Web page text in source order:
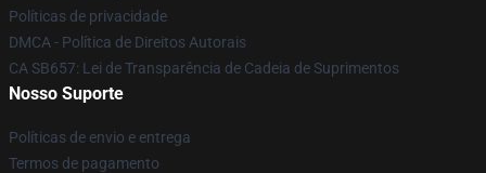
Políticas de privacidade
DMCA - Política de Direitos Autorais
CA SB657: Lei de Transparência de Cadeia de Suprimentos
Nosso Suporte
Políticas de envio e entrega
Termos de pagamento